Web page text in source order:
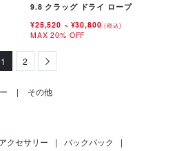
9.8 クラッグ ドライ ロープ
¥25,520 ~ ¥30,800(税込)
MAX 20% OFF
1 2
その他
クセサリー | バックパック
|